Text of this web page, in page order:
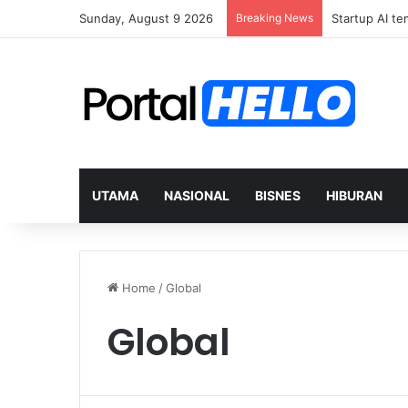
Sunday, August 9 2026 Breaking News
UTAMA NASIONAL BISNES HIBURAN
Home /Global
Global